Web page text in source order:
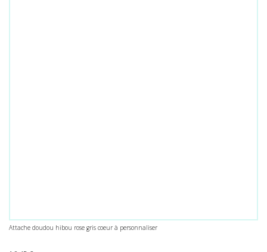
Attache doudou hibou rose gris coeur à personnaliser